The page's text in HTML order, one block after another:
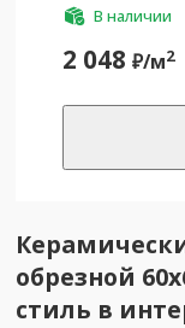
В наличии
2 048 ₽/м2
обрезной
стиль в